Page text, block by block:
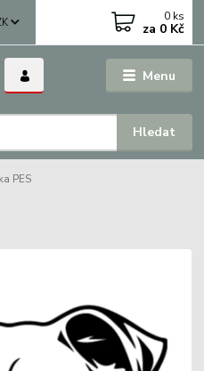
Menu
Hledat
0 ks
za 0 Kč
PES